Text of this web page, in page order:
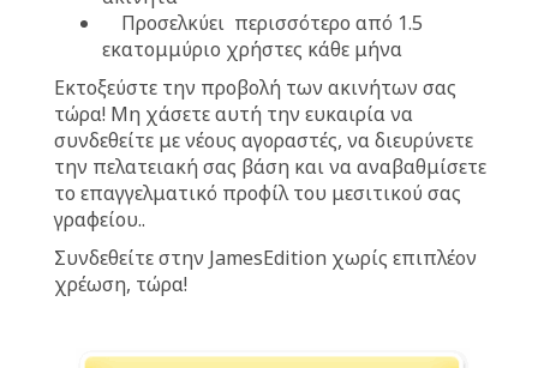
Προσελκύει περισσότερο από 1.5
εκατομμύριο χρήστες κάθε μήνα
Εκτοξεύστε την προβολή των ακινήτων σας
τώρα! Μη χάσετε αυτή την ευκαιρία να
συνδεθείτε με νέους αγοραστές, να διευρύνετε
την πελατειακή σας βάση και να αναβαθμίσετε
το επαγγελματικό προφίλ του μεσιτικού σας
γραφείου..
Συνδεθείτε στην JamesEdition χωρίς επιπλέον
χρέωση, τώρα!